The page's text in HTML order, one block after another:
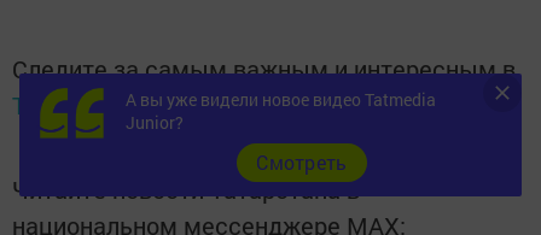
Следите за самым важным и интересным в
Telegram-канале Татмедиа
Читайте новости Татарстана в
национальном мессенджере MАХ:
А вы уже видели новое видео Tatmedia
Junior?
Cмотреть